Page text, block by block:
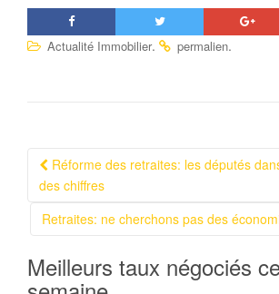
Actualité Immobilier. permalien.
Navigation Article
Réforme des retraites: les députés
des chiffres
Retraites: ne cherchons pas des
Meilleurs taux négociés